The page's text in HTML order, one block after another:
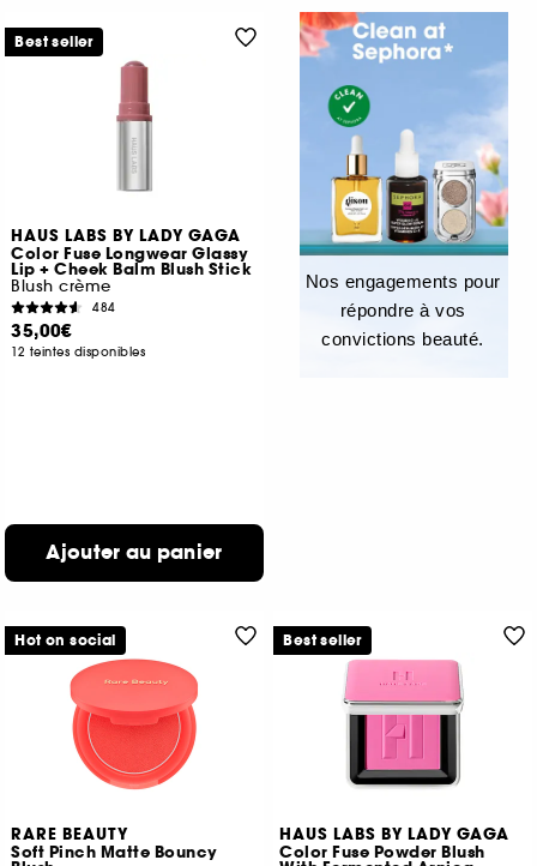
HAUS LABS BY LADY GAGA
Color Fuse Longwear Glassy
Lip + Cheek Balm Blush Stick
Blush crème
484
35,00€
12 teintes disponibles
Ajouter au panier
Best seller
Nos engagements pour
répondre à vos
convictions beauté.
RARE BEAUTY
Soft Pinch Matte Bouncy
Hot on social
HAUS LABS BY LADY GAGA
Color Fuse Powder Blush
Best seller